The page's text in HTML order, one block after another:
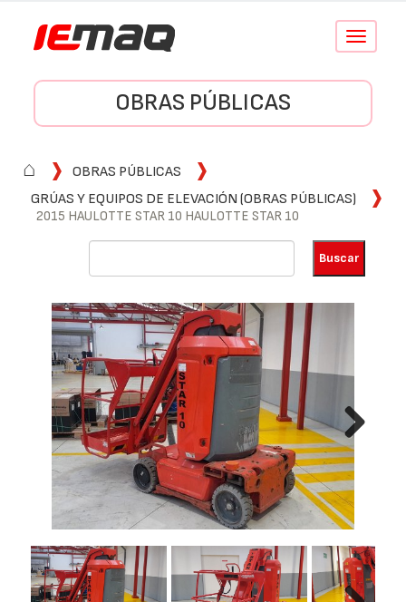
Conmutar
OBRAS PÚBLICAS
⌂
OBRAS PÚBLICAS
GRÚAS Y EQUIPOS DE ELEVACIÓN (OBRAS PÚBLICAS)
2015 HAULOTTE STAR 10 HAULOTTE STAR 10
Next